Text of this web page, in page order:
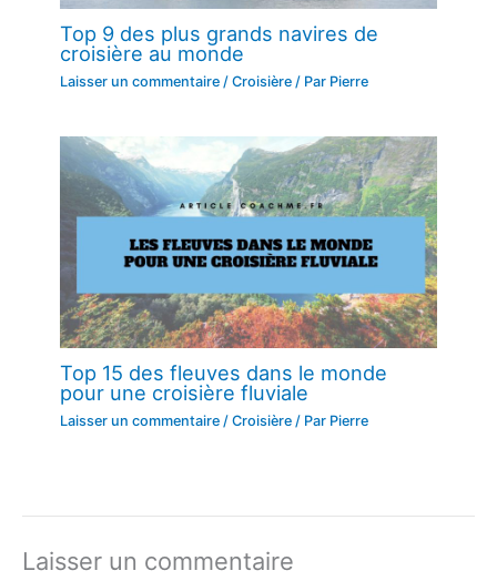
Top 9 des plus grands navires de
croisière au monde
Laisser un commentaire /Croisière / Par Pierre
Top 15 des fleuves dans le monde
pour une croisière fluviale
Laisser un commentaire /Croisière / Par Pierre
Laisser un commentaire